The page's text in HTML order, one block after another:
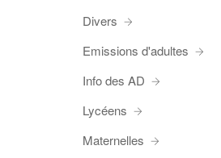
Divers
Emissions d'adultes
Info des AD
Lycéens
Maternelles